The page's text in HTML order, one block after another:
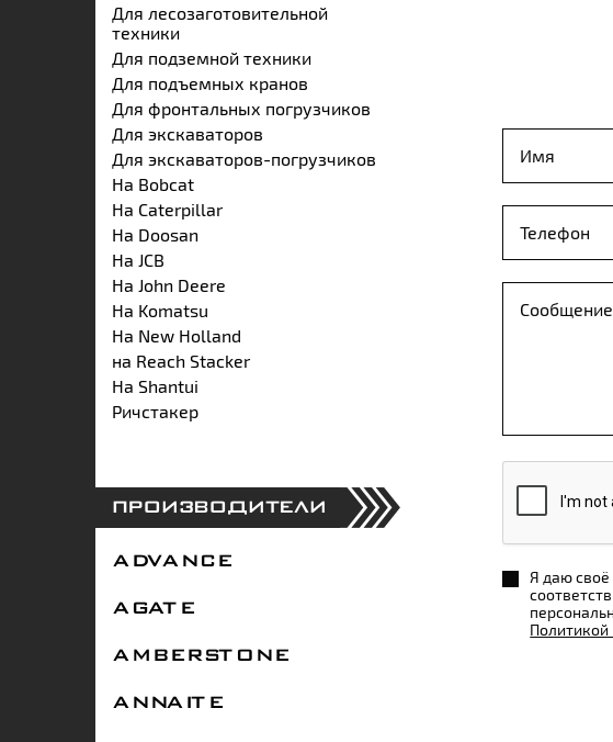
Для лесозаготовительной
техники
Для подземной техники
Для подъемных кранов
Для фронтальных погрузчиков
Для экскаваторов
Для экскаваторов-погрузчиков
На Bobcat
На Caterpillar
На Doosan
На JCB
На John Deere
На Komatsu
На New Holland
на Reach Stacker
На Shantui
Ричстакер
ПРОИЗВОДИТЕЛИ
ADVANCE
AGATE
AMBERSTONE
ANNAITE
Я даю своё
Политикой